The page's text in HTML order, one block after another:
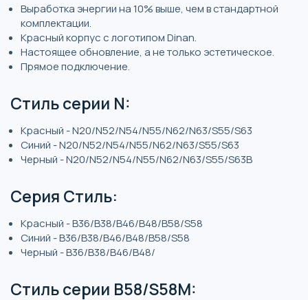
Выработка энергии на 10% выше, чем в стандартной
комплектации.
Красный корпус с логотипом Dinan.
Настоящее обновление, а не только эстетическое.
Прямое подключение.
Стиль серии N:
Красный - N20/N52/N54/N55/N62/N63/S55/S63
Синий - N20/N52/N54/N55/N62/N63/S55/S63
Черный - N20/N52/N54/N55/N62/N63/S55/S63B
Серия Стиль:
Красный - B36/B38/B46/B48/B58/S58
Синий - B36/B38/B46/B48/B58/S58
Черный - B36/B38/B46/B48/
Стиль серии B58/S58M: